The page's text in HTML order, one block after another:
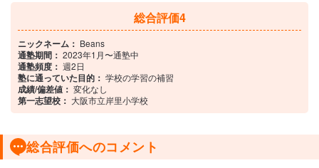
総合評価4
ニックネーム： Beans
通塾期間： 2023年1月〜通塾中
通塾頻度： 週2日
塾に通っていた目的： 学校の学習の補習
成績/偏差値： 変化なし
第一志望校： 大阪市立岸里小学校
総合評価へのコメント